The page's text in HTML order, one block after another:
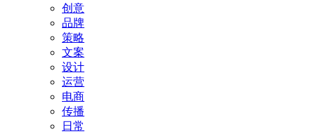
创意
品牌
策略
文案
设计
运营
电商
传播
日常